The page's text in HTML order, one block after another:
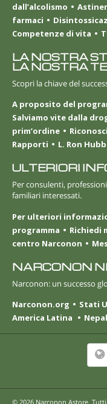
dall’alcolismo
farmaci
Competenze di vita
LA NOSTRA
LA NOSTRA
Scopri la chiave del
A proposito del
Salviamo vite dalla
prim’ordine
Rapporti
L. Ron
ULTERIORI
Per consulenti,
familiari interessati.
Per ulteriori
programma
Richiedi
centro Narconon
NARCONON
Narconon: un successo
Narconon.org
Stati
America Latina
Nepal
© 2026 Narconon Astore.